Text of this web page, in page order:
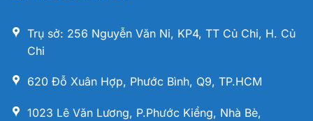
Trụ sở: 256 Nguyễn Văn Ni, KP4, TT Củ Chi, H. Củ
Chi
620 Đỗ Xuân Hợp, Phước Bình, Q9, TP.HCM
1023 Lê Văn Lương, P.Phước Kiểng, Nhà Bè,